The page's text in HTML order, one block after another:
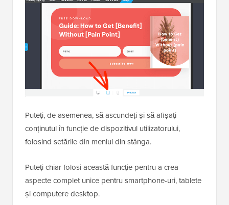
Puteți, de asemenea, să ascundeți și să afișați
conținutul în funcție de dispozitivul utilizatorului,
folosind setările din meniul din stânga.
Puteți chiar folosi această funcție pentru a crea
aspecte complet unice pentru smartphone-uri, tablete
și computere desktop.